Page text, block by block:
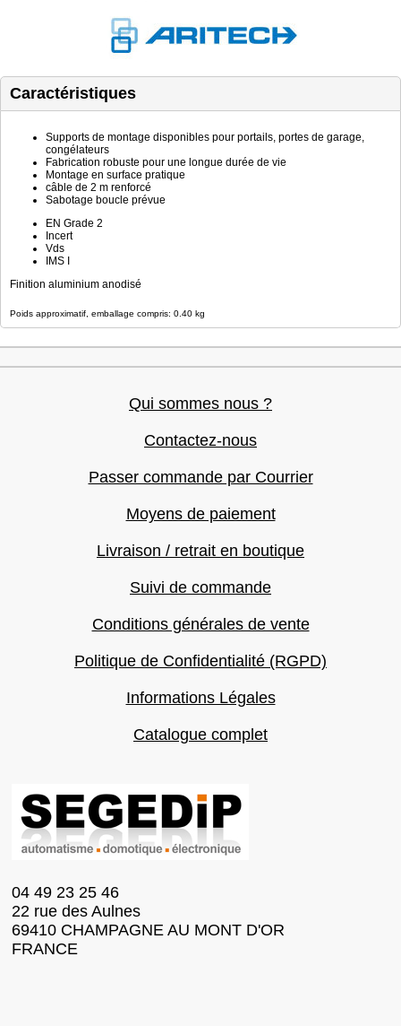
Caractéristiques
Supports de montage disponibles pour portails, portes de garage,
congélateurs
Fabrication robuste pour une longue durée de vie
Montage en surface pratique
câble de 2 m renforcé
Sabotage boucle prévue
EN Grade 2
Incert
Vds
IMS I
Finition aluminium anodisé
Poids approximatif, emballage compris: 0.40 kg
Qui sommes nous ?
Contactez-nous
Passer commande par Courrier
Moyens de paiement
Livraison / retrait en boutique
Suivi de commande
Conditions générales de vente
Politique de Confidentialité (RGPD)
Informations Légales
Catalogue complet
04 49 23 25 46
22 rue des Aulnes
69410 CHAMPAGNE AU MONT D'OR
FRANCE